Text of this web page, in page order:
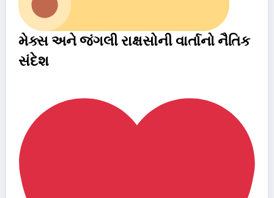
મેક્સ અને જંગલી રાક્ષસોની વાર્તાનો નૈતિક
સંદેશ